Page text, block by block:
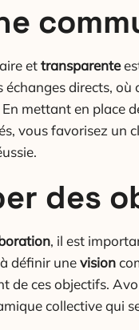
ettransparente
échanges directs,
mettant en place
vous favorisez un
des
, il est
définir unevision
de ces objectifs.
collective qui